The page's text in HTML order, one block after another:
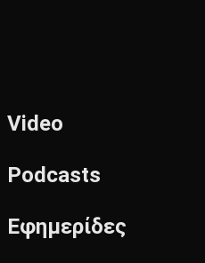
Video
Podcasts
Εφημερίδες